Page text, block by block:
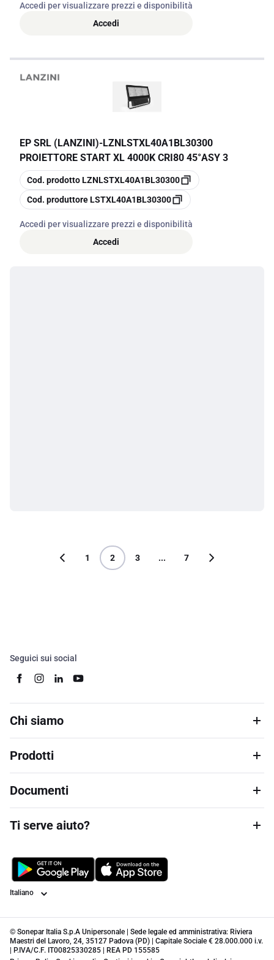
Accedi per visualizzare prezzi e disponibilità
Accedi
EP SRL (LANZINI)-LZNLSTXL40A1BL30300
PROIETTORE START XL 4000K CRI80 45°ASY 3
copia
Cod. prodottoLZNLSTXL40A1BL30300
copia
Cod. produttoreLSTXL40A1BL30300
Accedi per visualizzare prezzi e disponibilità
Accedi
1 2 3 ... 7
Seguici sui social
Chi siamo
Prodotti
Documenti
Ti serve aiuto?
Lingua
© Sonepar Italia S.p.A Unipersonale | Sede legale ed amministrativa: Riviera
Maestri del Lavoro, 24, 35127 Padova (PD) | Capitale Sociale € 28.000.000 i.v.
| P.IVA/C.F. IT00825330285 | REA PD 155585